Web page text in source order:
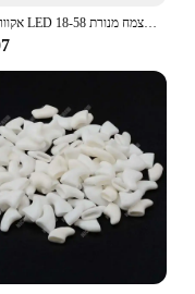
אקווריום אור LED עמיד למים דגי טנק אור מתחת למים דגי מנורת אקווריומים דקור תאורת צמח מנורת 18-58CM 220-240V 5730 שבב